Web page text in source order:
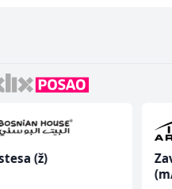
Zavarivač (MIG/MAG)